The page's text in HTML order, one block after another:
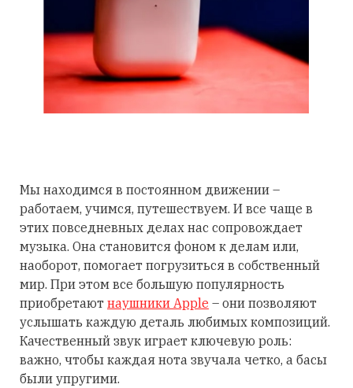
Мы находимся в постоянном движении –
работаем, учимся, путешествуем. И все чаще в
этих повседневных делах нас сопровождает
музыка. Она становится фоном к делам или,
наоборот, помогает погрузиться в собственный
мир. При этом все большую популярность
приобретают наушники Apple – они позволяют
услышать каждую деталь любимых композиций.
Качественный звук играет ключевую роль:
важно, чтобы каждая нота звучала четко, а басы
были упругими.